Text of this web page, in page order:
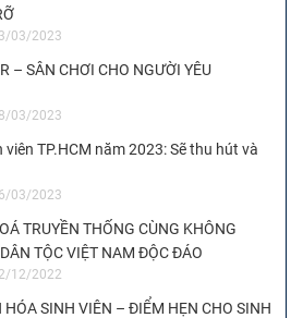
03/2023
– SÂN CHƠI CHO NGƯỜI YÊU
03/2023
viên TP.HCM năm 2023: Sẽ thu hút và
03/2023
TRUYỀN THỐNG CÙNG KHÔNG
TỘC VIỆT NAM ĐỘC ĐÁO
12/2022
HÓA SINH VIÊN – ĐIỂM HẸN CHO SINH